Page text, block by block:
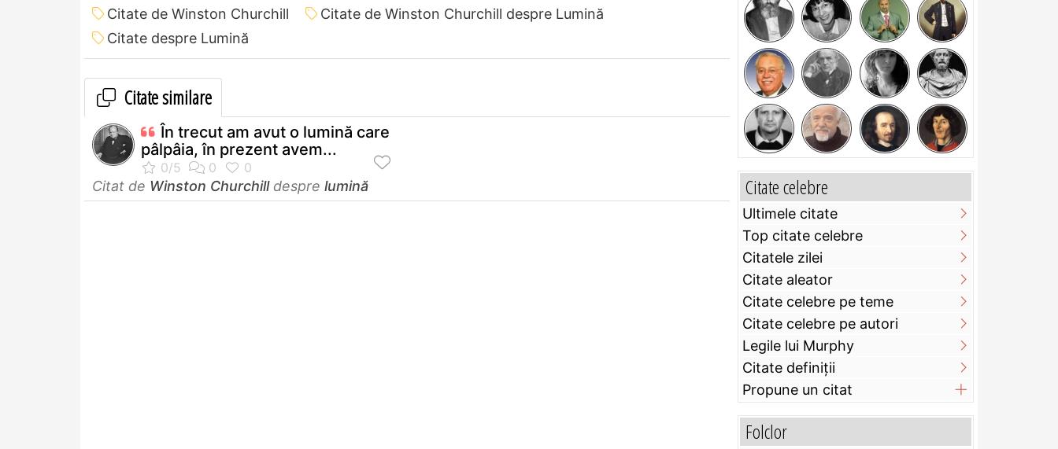
Citate de Winston Churchill
Citate de Winston Churchill despre Lumină
Citate despre Lumină
Citate similare
În trecut am avut o lumină care
pâlpâia, în prezent avem...
Citat de Winston Churchilldespre lumină Citate celebre
Ultimele citate
Top citate celebre
Citatele zilei
Citate aleator
Citate celebre pe teme
Citate celebre pe autori
Legile lui Murphy
Citate definiţii
Propune un citat
Folclor